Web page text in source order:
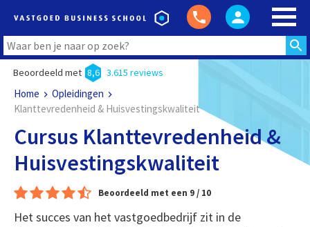
Beoordeeld met 8,6 3.615 reviews
Home
Opleidingen
Klanttevredenheid & Huisvestingskwaliteit
Cursus Klanttevredenheid &
Huisvestingskwaliteit
Beoordeeld met een 9 / 10
Het succes van het vastgoedbedrijf zit in de